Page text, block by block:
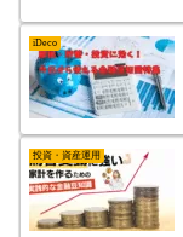
iDeco
投資・資産運用